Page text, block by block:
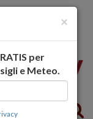
×
per
e Meteo.